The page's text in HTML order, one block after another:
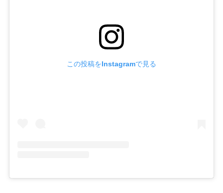
この投稿をInstagramで見る